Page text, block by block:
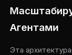
Агентами
Эта